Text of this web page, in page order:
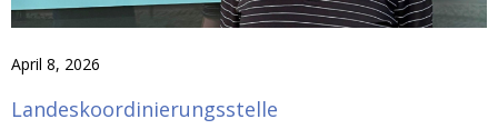
April 8, 2026
Landeskoordinierungsstelle